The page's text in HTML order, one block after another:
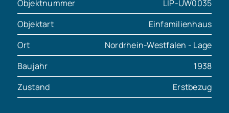
Objektnummer
LIP-UW0035
Objektart
Einfamilienhaus
Ort
Nordrhein-Westfalen - Lage
Baujahr
1938
Zustand
Erstbezug